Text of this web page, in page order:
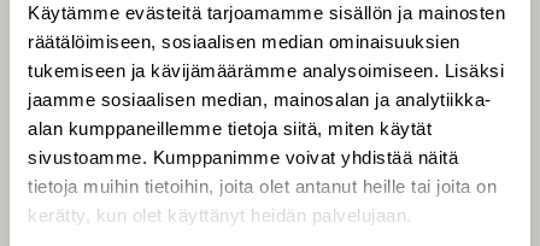
Käytämme evästeitä tarjoamamme sisällön ja mainosten
räätälöimiseen, sosiaalisen median ominaisuuksien
tukemiseen ja kävijämäärämme analysoimiseen. Lisäksi
jaamme sosiaalisen median, mainosalan ja analytiikka-
alan kumppaneillemme tietoja siitä, miten käytät
sivustoamme. Kumppanimme voivat yhdistää näitä
tietoja muihin tietoihin, joita olet antanut heille tai joita on
kerätty, kun olet käyttänyt heidän palvelujaan.
Äänestä parasta juttua
Tilaa uutiskirje
SUOMEN LUONNON­
SUOJELU­LIITTO
Suomen Luonto -lehden